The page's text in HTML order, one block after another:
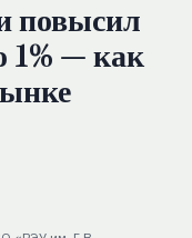
повысил
1% — как